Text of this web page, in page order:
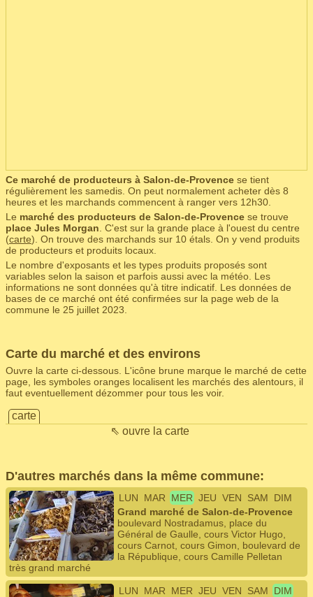
Ce marché de producteurs à Salon-de-Provence se tient
régulièrement les samedis. On peut normalement acheter dès 8
heures et les marchands commencent à ranger vers 12h30.
Le marché des producteurs de Salon-de-Provence se trouve
place Jules Morgan . C'est sur la grande place à l'ouest du centre
(carte). On trouve des marchands sur 10 étals. On y vend produits
de producteurs et produits locaux.
Le nombre d'exposants et les types produits proposés sont
variables selon la saison et parfois aussi avec la météo. Les
informations ne sont données qu'à titre indicatif. Les données de
bases de ce marché ont été confirmées sur la page web de la
commune le 25 juillet 2023.
Carte du marché et des environs
Ouvre la carte ci-dessous. L'icône brune marque le marché de cette
page, les symboles oranges localisent les marchés des alentours, il
faut eventuellement dézommer pour tous les voir.
carte
⇖ ouvre la carte
D'autres marchés dans la même commune:
LUN MAR MER JEU VEN SAM
DIM
Grand marché de Salon-de-Provence
boulevard Nostradamus, place du
Général de Gaulle, cours Victor Hugo,
cours Carnot, cours Gimon, boulevard de
la République, cours Camille Pelletan
très grand marché
LUN MAR MER JEU VEN SAM
DIM